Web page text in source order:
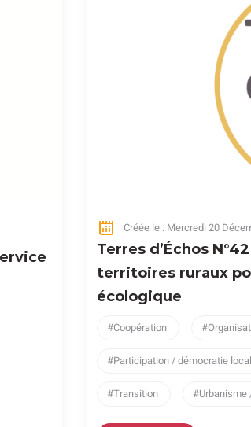
Créée le : Mercredi 20
Terres d’Échos
territoires ruraux
écologique
Coopération
Participation / démocratie
Transition